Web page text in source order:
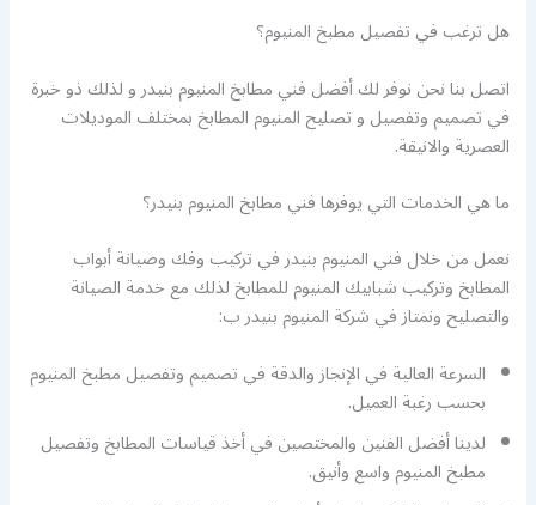
هل ترغب في تفصيل مطبخ المنيوم؟
اتصل بنا نحن نوفر لك أفضل فني مطابخ المنيوم بنيدر و لذلك ذو خبرة
في تصميم وتفصيل و تصليح المنيوم المطابخ بمختلف الموديلات
العصرية والانيقة.
ما هي الخدمات التي يوفرها فني مطابخ المنيوم بنيدر؟
نعمل من خلال فني المنيوم بنيدر في تركيب وفك وصيانة أبواب
المطابخ وتركيب شبابيك المنيوم للمطابخ لذلك مع خدمة الصيانة
والتصليح ونمتاز في شركة المنيوم بنيدر ب:
السرعة العالية في الإنجاز والدقة في تصميم وتفصيل مطبخ المنيوم
بحسب رغبة العميل.
لدينا أفضل الفنين والمختصين في أخذ قياسات المطابخ وتفصيل
مطبخ المنيوم واسع وأنيق.